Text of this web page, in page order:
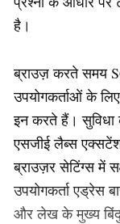
है।
ब्राउज़ करते समय
उपयोगकर्ताओं के
इन करते हैं। सुविधा
एसजीई लैब्स
ब्राउज़र सेटिंग्स में
उपयोगकर्ता
और लेख के मुख्य